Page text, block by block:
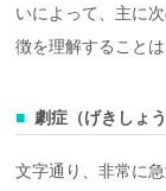
いによって、主に
徴を理解すること
劇症（げきしょ
文字通り、非常に